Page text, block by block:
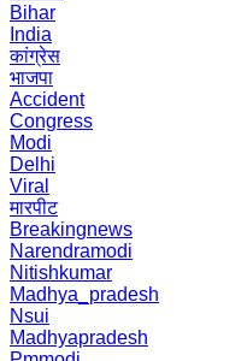
Bihar
India
कांग्रेस
भाजपा
Accident
Congress
Modi
Delhi
Viral
मारपीट
Breakingnews
Narendramodi
Nitishkumar
Madhya_pradesh
Nsui
Madhyapradesh